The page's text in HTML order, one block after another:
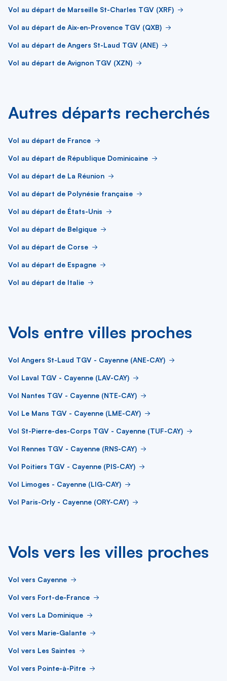
Vol au départ de Marseille St-Charles TGV (XRF)
Vol au départ de Aix-en-Provence TGV (QXB)
Vol au départ de Angers St-Laud TGV (ANE)
Vol au départ de Avignon TGV (XZN)
Autres départs recherchés
Vol au départ de France
Vol au départ de République Dominicaine
Vol au départ de La Réunion
Vol au départ de Polynésie française
Vol au départ de États-Unis
Vol au départ de Belgique
Vol au départ de Corse
Vol au départ de Espagne
Vol au départ de Italie
Vols entre villes proches
Vol Angers St-Laud TGV - Cayenne (ANE-CAY)
Vol Laval TGV - Cayenne (LAV-CAY)
Vol Nantes TGV - Cayenne (NTE-CAY)
Vol Le Mans TGV - Cayenne (LME-CAY)
Vol St-Pierre-des-Corps TGV - Cayenne (TUF-CAY)
Vol Rennes TGV - Cayenne (RNS-CAY)
Vol Poitiers TGV - Cayenne (PIS-CAY)
Vol Limoges - Cayenne (LIG-CAY)
Vol Paris-Orly - Cayenne (ORY-CAY)
Vols vers les villes proches
Vol vers Cayenne
Vol vers Fort-de-France
Vol vers La Dominique
Vol vers Marie-Galante
Vol vers Les Saintes
Vol vers Pointe-à-Pitre